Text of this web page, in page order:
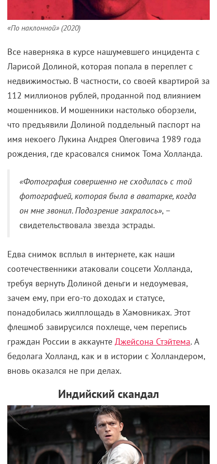
«По наклонной» (2020)
Все наверняка в курсе нашумевшего инцидента с
Ларисой Долиной, которая попала в переплет с
недвижимостью. В частности, со своей квартирой за
112 миллионов рублей, проданной под влиянием
мошенников. И мошенники настолько оборзели,
что предъявили Долиной поддельный паспорт на
имя некоего Лукина Андрея Олеговича 1989 года
рождения, где красовался снимок Тома Холланда.
«Фотография совершенно не сходилась с той
фотографией, которая была в аватарке, когда
он мне звонил. Подозрение закралось», –
свидетельствовала звезда эстрады.
Едва снимок всплыл в интернете, как наши
соотечественники атаковали соцсети Холланда,
требуя вернуть Долиной деньги и недоумевая,
зачем ему, при его-то доходах и статусе,
понадобилась жилплощадь в Хамовниках. Этот
флешмоб завирусился похлеще, чем перепись
граждан России в аккаунте Джейсона Стэйтема. А
бедолага Холланд, как и в истории с Холландером,
вновь оказался не при делах.
Индийский скандал